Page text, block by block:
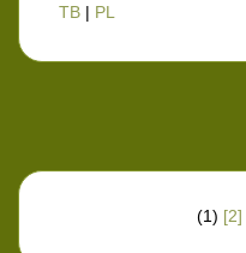
TB | PL
(1) [2]